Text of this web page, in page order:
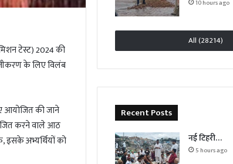
टेस्ट) 2024 की
के लिए विलंब
आयोजित की जाने
करने वाले आठ
इसके अभ्यर्थियों को
10 hours ago
All (28214)
Recent Posts
नई टिहरी…
5 hours ago